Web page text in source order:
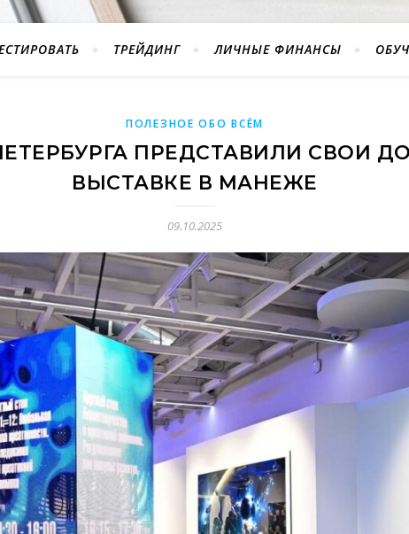
ТРЕЙДИНГ ЛИЧНЫЕ ФИНАНСЫ
ПОЛЕЗНОЕ ОБО ВСЁМ
ПРЕДСТАВИЛИ СВОИ
ВЫСТАВКЕ В МАНЕЖЕ
09.10.2025